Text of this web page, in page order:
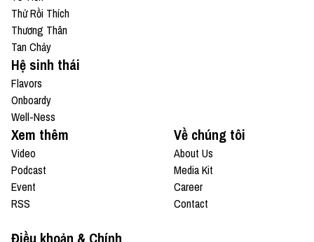
Thử Rồi Thích
Thương Thân
Tan Chảy
Hệ sinh thái
Flavors
Onboardy
Well-Ness
Xem thêm
Video
Podcast
Event
RSS
Về chúng tôi
About Us
Media Kit
Career
Contact
Điều khoản & Chính